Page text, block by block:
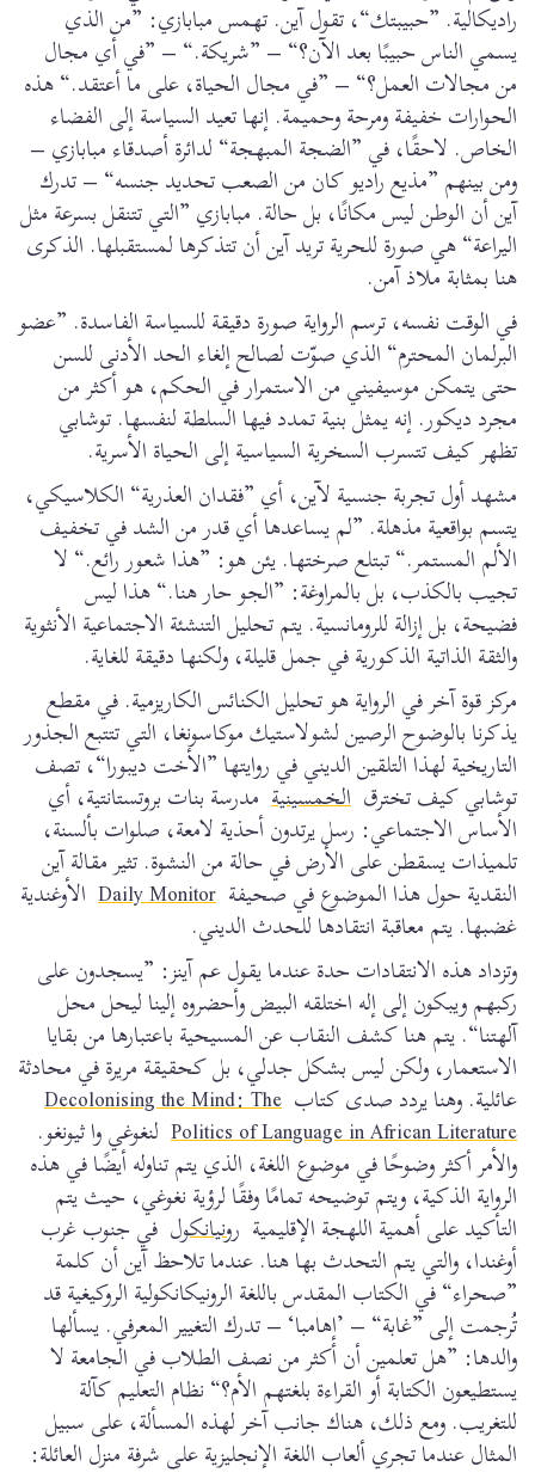
راديكالية. ”حبيبتك“، تقول آين. تهمس مبابازي: ”من الذي
يسمي الناس حبيبًا بعد الآن؟“ – ”شريكة.“ – ”في أي مجال
من مجالات العمل؟“ – ”في مجال الحياة، على ما أعتقد.“ هذه
الحوارات خفيفة ومرحة وحميمة. إنها تعيد السياسة إلى الفضاء
الخاص. لاحقًا، في ”الضجة المبهجة“ لدائرة أصدقاء مبابازي –
ومن بينهم ”مذيع راديو كان من الصعب تحديد جنسه“ – تدرك
آين أن الوطن ليس مكانًا، بل حالة. مبابازي ”التي تتنقل بسرعة مثل
اليراعة“ هي صورة للحرية تريد آين أن تتذكرها لمستقبلها. الذكرى
هنا بمثابة ملاذ آمن.
في الوقت نفسه، ترسم الرواية صورة دقيقة للسياسة الفاسدة. ”عضو
البرلمان المحترم“ الذي صوّت لصالح إلغاء الحد الأدنى للسن
حتى يتمكن موسيفيني من الاستمرار في الحكم، هو أكثر من
مجرد ديكور. إنه يمثل بنية تمدد فيها السلطة لنفسها. توشابي
تظهر كيف تتسرب السخرية السياسية إلى الحياة الأسرية.
مشهد أول تجربة جنسية لآين، أي ”فقدان العذرية“ الكلاسيكي،
يتسم بواقعية مذهلة. ”لم يساعدها أي قدر من الشد في تخفيف
الألم المستمر.“ تبتلع صرختها. يئن هو: ”هذا شعور رائع.“ لا
تجيب بالكذب، بل بالمراوغة: ”الجو حار هنا.“ هذا ليس
فضيحة، بل إزالة للرومانسية. يتم تحليل التنشئة الاجتماعية الأنثوية
والثقة الذاتية الذكورية في جمل قليلة، ولكنها دقيقة للغاية.
مركز قوة آخر في الرواية هو تحليل الكنائس الكاريزمية. في مقطع
يذكرنا بالوضوح الرصين لشولاستيك موكاسونغا، التي تتتبع الجذور
التاريخية لهذا التلقين الديني في روايتها ”الأخت ديبورا“، تصف
توشابي كيف تخترق الخمسينية مدرسة بنات بروتستانتية، أي
الأساس الاجتماعي: رسل يرتدون أحذية لامعة، صلوات بألسنة،
تلميذات يسقطن على الأرض في حالة من النشوة. تثير مقالة آين
النقدية حول هذا الموضوع في صحيفة Daily Monitor الأوغندية
غضبها. يتم معاقبة انتقادها للحدث الديني.
وتزداد هذه الانتقادات حدة عندما يقول عم آينز: ”يسجدون على
ركبهم ويبكون إلى إله اختلقه البيض وأحضروه إلينا ليحل محل
آلهتنا“. يتم هنا كشف النقاب عن المسيحية باعتبارها من بقايا
الاستعمار، ولكن ليس بشكل جدلي، بل كحقيقة مريرة في محادثة
عائلية. وهنا يردد صدى كتاب Decolonising the Mind: The
Politics of Language in African Literature لنغوغي وا ثيونغو.
والأمر أكثر وضوحًا في موضوع اللغة، الذي يتم تناوله أيضًا في هذه
الرواية الذكية، ويتم توضيحه تمامًا وفقًا لرؤية نغوغي، حيث يتم
التأكيد على أهمية اللهجة الإقليمية رونيانكول في جنوب غرب
أوغندا، والتي يتم التحدث بها هنا. عندما تلاحظ آين أن كلمة
”صحراء“ في الكتاب المقدس باللغة الرونيكانكولية الروكيغية قد
تُرجمت إلى ”غابة“ – ’إهامبا‘ – تدرك التغيير المعرفي. يسألها
والدها: ”هل تعلمين أن أكثر من نصف الطلاب في الجامعة لا
يستطيعون الكتابة أو القراءة بلغتهم الأم؟“ نظام التعليم كآلة
للتغريب. ومع ذلك، هناك جانب آخر لهذه المسألة، على سبيل
المثال عندما تجري ألعاب اللغة الإنجليزية على شرفة منزل العائلة: